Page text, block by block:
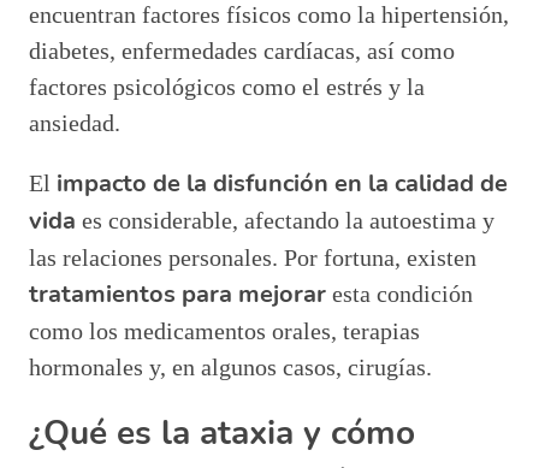
encuentran factores físicos como la hipertensión,
diabetes, enfermedades cardíacas, así como
factores psicológicos como el estrés y la
ansiedad.
El impacto de la disfunción en la calidad de
vida es considerable, afectando la autoestima y
las relaciones personales. Por fortuna, existen
tratamientos para mejorar esta condición
como los medicamentos orales, terapias
hormonales y, en algunos casos, cirugías.
¿Qué es la ataxia y cómo